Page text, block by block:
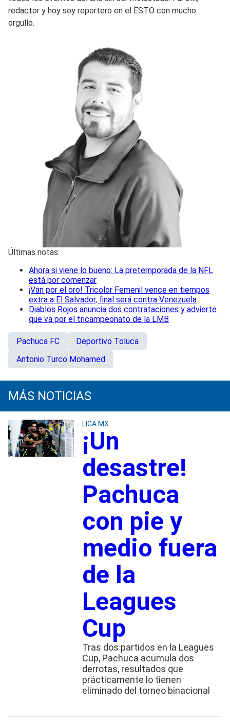
redactor y hoy soy reportero en el ESTO con mucho
orgullo.
Últimas notas:
Ahora si viene lo bueno: La pretemporada de la NFL
está por comenzar
¡Van por el oro! Tricolor Femenil vence en tiempos
extra a El Salvador, final será contra Venezuela
Diablos Rojos anuncia dos contrataciones y advierte
que va por el tricampeonato de la LMB
Pachuca FC
Deportivo Toluca
Antonio Turco Mohamed
MÁS NOTICIAS
LIGA MX
¡Un
desastre!
Pachuca
con pie y
medio fuera
de la
Leagues
Cup
Tras dos partidos en la Leagues
Cup, Pachuca acumula dos
derrotas, resultados que
prácticamente lo tienen
eliminado del torneo binacional